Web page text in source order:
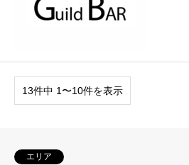
13件中 1〜10件を表示
エリア